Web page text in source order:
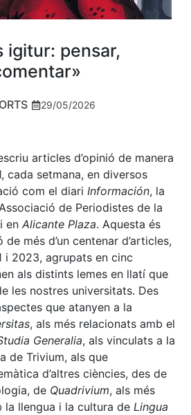
igitur: pensar,
29/05/2026
articles d’opinió de manera
cada setmana, en diversos
com el diari Información, la
de Periodistes de la
en Alicante Plaza. Aquesta és
més d’un centenar d’articles,
i 2023, agrupats en cinc
als distints lemes en llatí que
les nostres universitats. Des
que atanyen a la
, als més relacionats amb el
Generalia, als vinculats a la
de Trivium, als que
d’altres ciències, des de
de Quadrivium, als més
la llengua i la cultura de Lingua